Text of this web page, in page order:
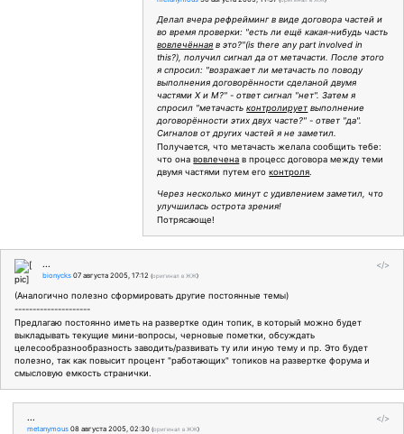
Делал вчера рефрейминг в виде договора частей и
во время проверки: "есть ли ещё какая-нибудь часть
вовлечённая в это?"(is there any part involved in
this?), получил сигнал да от метачасти. После этого
я спросил: "возражает ли метачасть по поводу
выполнения договорённости сделаной двумя
частями Х и М?" - ответ сигнал "нет". Затем я
спросил "метачастьконтролирует выполнение
договорённости этих двух часте?" - ответ "да".
Сигналов от других частей я не заметил.
Получается, что метачасть желала сообщить тебе:
что онавовлечена в процесс договора между теми
двумя частями путем егоконтроля
Через несколько минут с удивлением заметил, что
улучшилась острота зрения!
Потрясающе!
</>
...
bionycks 07 августа 2005, 17:12 (оригинал в ЖЖ)
(Аналогично полезно сформировать другие постоянные темы)
---------------------
Предлагаю постоянно иметь на развертке один топик, в который можно будет
выкладывать текущие мини-вопросы, черновые пометки, обсуждать
целесообразнообразность заводить/развивать ту или иную тему и пр. Это будет
полезно, так как повысит процент "работающих" топиков на развертке форума и
смысловую емкость странички.
</>
...
metanymous 08 августа 2005, 02:30 (оригинал в ЖЖ)